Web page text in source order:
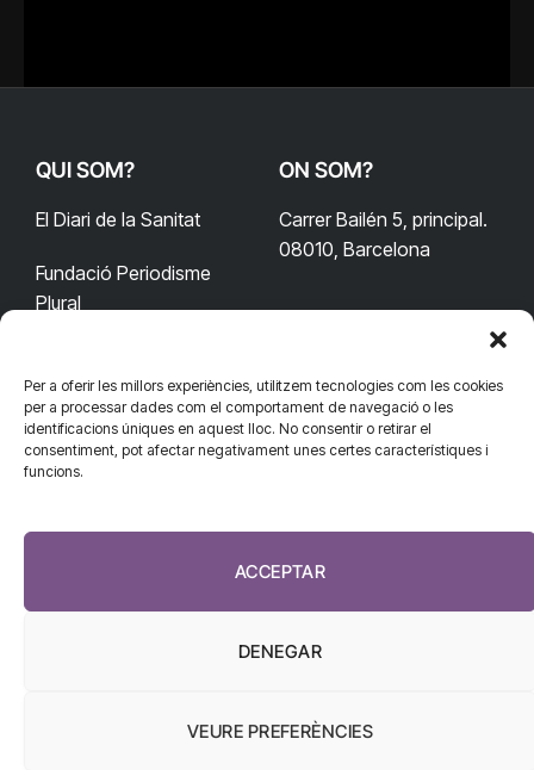
Per a oferir les millors experiències, utilitzem tecnologies com les cookies
per a processar dades com el comportament de navegació o les
identificacions úniques en aquest lloc. No consentir o retirar el
consentiment, pot afectar negativament unes certes característiques i
funcions.
ACCEPTAR
DENEGAR
VEURE PREFERÈNCIES
QUI SOM?
El Diari de la Sanitat
Fundació Periodisme
Plural
ON SOM?
Carrer Bailén 5, principal.
08010, Barcelona
CONTACTA'NS
redaccio@diarisanitat.cat
932 311 247
CONNECTA